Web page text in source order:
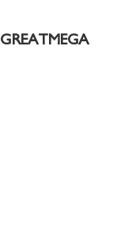
GREATMEGA